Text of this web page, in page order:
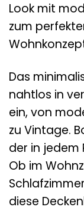
Look mit
zum
Das
nahtlos in
ein, von
zu Vintage.
der in jedem
Ob im
diese